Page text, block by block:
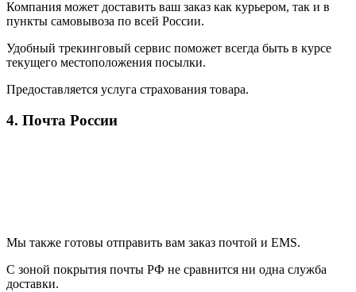
Компания может доставить ваш заказ как курьером, так и в
пункты самовывоза по всей России.
Удобный трекинговый сервис поможет всегда быть в курсе
текущего местоположения посылки.
Предоставляется услуга страхования товара.
4. Почта России
Мы также готовы отправить вам заказ почтой и EMS.
С зоной покрытия почты РФ не сравнится ни одна служба
доставки.